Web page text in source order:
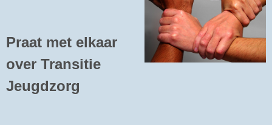
Praat met elkaar
over Transitie
Jeugdzorg